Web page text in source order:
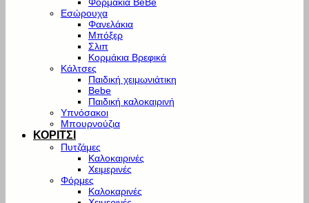
Εσώρουχα
Φανελάκια
Μπόξερ
Σλιπ
Κορμάκια Βρεφικά
Κάλτσες
Παιδική χειμωνιάτικη
Bebe
Παιδική καλοκαιρινή
Υπνόσακοι
Μπουρνούζια
ΚΟΡΙΤΣΙ
Πυτζάμες
Καλοκαιρινές
Χειμερινές
Φόρμες
Καλοκαρινές